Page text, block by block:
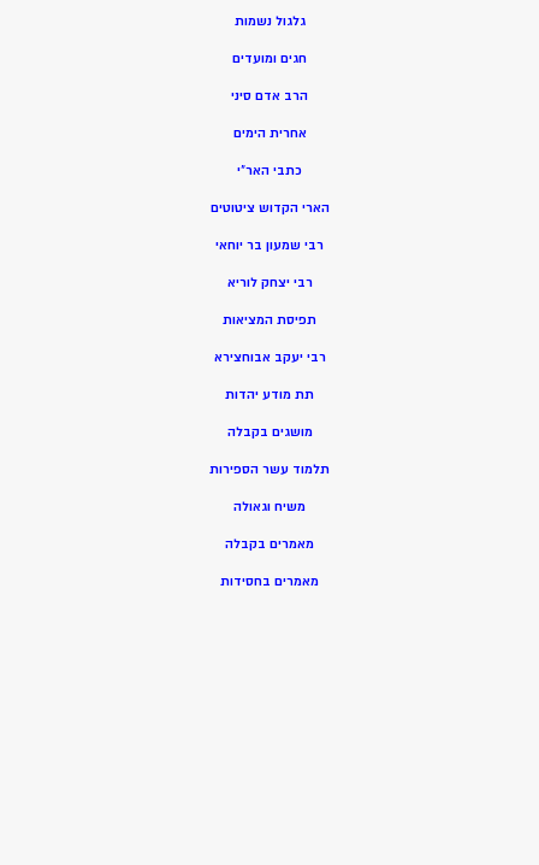
גלגול נשמות
חגים ומועדים
הרב אדם סיני
אחרית הימים
כתבי האר”י
הארי הקדוש ציטוטים
רבי שמעון בר יוחאי
רבי יצחק לוריא
תפיסת המציאות
רבי יעקב אבוחצירא
תת מודע יהדות
מושגים בקבלה
תלמוד עשר הספירות
משיח וגאולה
מאמרים בקבלה
מאמרים בחסידות